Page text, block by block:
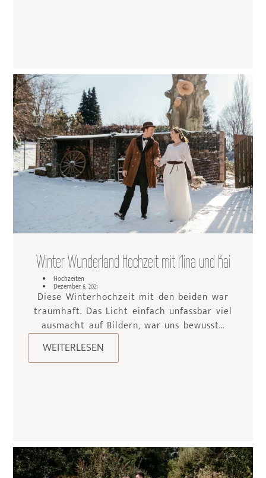
Winter Wunderland Hochzeit mit Nina und Kai
Hochzeiten
Dezember 6, 2021
Diese Winterhochzeit mit den beiden war
traumhaft. Das Licht einfach unfassbar viel
ausmacht auf Bildern, war uns bewusst...
WEITERLESEN